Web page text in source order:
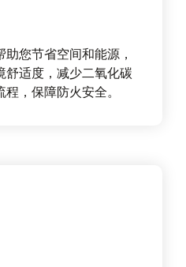
您节省空间和能源，
舒适度，减少二氧化碳
，保障防火安全。